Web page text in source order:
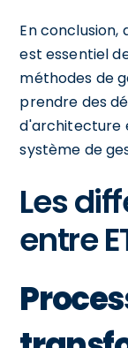
En conclusion,
est essentiel
méthodes de
prendre des
d'architecture
système de
Les
entre